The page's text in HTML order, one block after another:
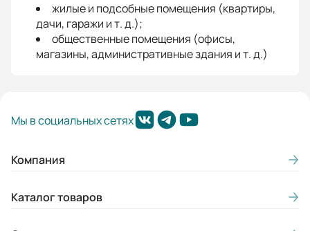
жилые и подсобные помещения (квартиры,
дачи, гаражи и т. д.);
общественные помещения (офисы,
магазины, административные здания и т. д.)
Мы в социальных сетях
Компания
Каталог товаров